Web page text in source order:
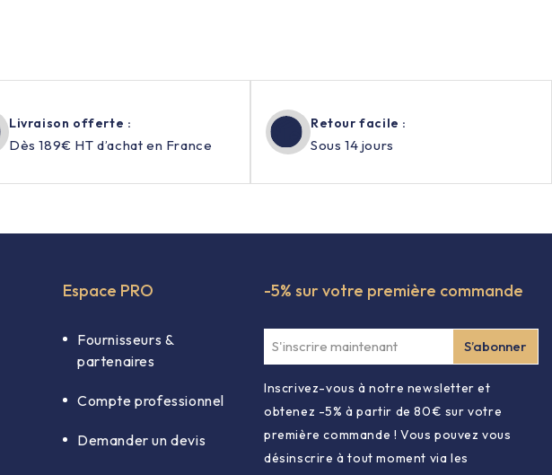
Livraison offerte :
Dès 189€ HT d’achat en France
Retour facile :
Sous 14 jours
Espace PRO
Fournisseurs &
partenaires
Compte professionnel
Demander un devis
-5% sur votre première commande
Inscrivez-vous à notre newsletter et
obtenez -5% à partir de 80€ sur votre
première commande ! Vous pouvez vous
désinscrire à tout moment via les